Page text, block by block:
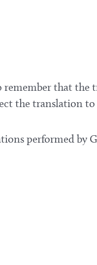
that the
the translation
performed by